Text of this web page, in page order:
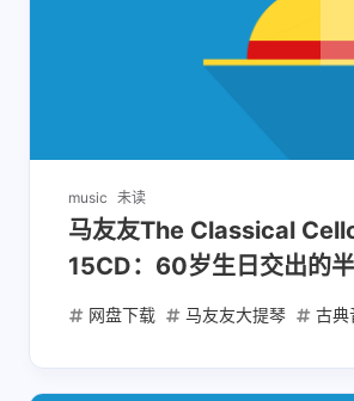
正在加载中...
music 未读
马友友The Classical
15CD：60岁生日交出的
网盘下载 马友友大提琴 古典